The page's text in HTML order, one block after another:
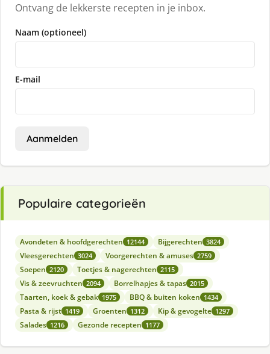
Ontvang de lekkerste recepten in je inbox.
Naam (optioneel)
E-mail
Aanmelden
Populaire categorieën
Avondeten & hoofdgerechten 12144 Bijgerechten 3824
Vleesgerechten 3024 Voorgerechten & amuses 2759
Soepen 2120 Toetjes & nagerechten 2115
Vis & zeevruchten 2094 Borrelhapjes & tapas 2015
Taarten, koek & gebak 1975 BBQ & buiten koken 1434
Pasta & rijst 1419 Groenten 1312 Kip & gevogelte 1297
Salades 1216 Gezonde recepten 1177